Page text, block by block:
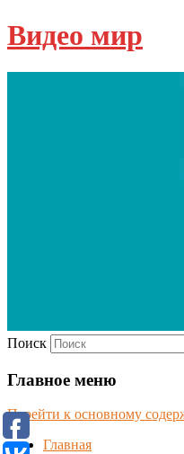
Видео мир
Поиск
Главное меню
Перейти к основному
Главная